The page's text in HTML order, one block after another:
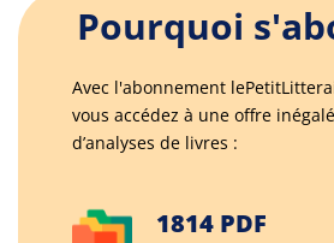
Pourquoi
Avec l'abonnement
vous accédez à une offre
d’analyses de livres :
1814 PDF